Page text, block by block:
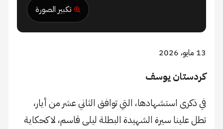
تكبير الصورة
13 مايو، 2026
كردستان يوسف
في ذكرى استشهادها، التي توافق الثاني عشر من أيار،
تطل علينا سيرة الشهيدة البطلة ليلى قاسم، لا كحكاية